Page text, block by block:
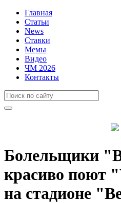
Главная
Статьи
News
Ставки
Мемы
Видео
ЧМ 2026
Контакты
Болельщики
красиво поют
на стадионе